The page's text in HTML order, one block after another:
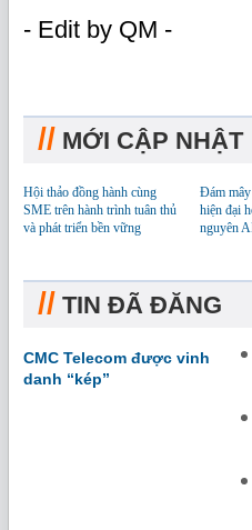
- Edit by QM -
// MỚI CẬP NHẬT
Hội thảo đồng hành cùng
SME trên hành trình tuân thủ
và phát triển bền vững
Đám
hiện đại
nguyên
// TIN ĐÃ ĐĂNG
CMC Telecom được vinh
danh “kép”